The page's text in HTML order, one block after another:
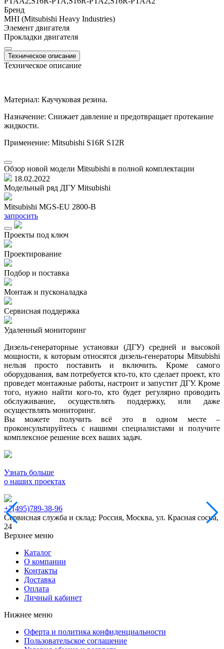
Бренд
MHI (Mitsubishi Heavy Industries)
Элемент двигателя
Прокладки двигателя
Техническое описание
Техническое описание
Материал: Каучуковая резина.
Назначение: Снижает давление и предотвращает протекание
жидкости.
Применение: Mitsubishi S16R S12R
Обзор новой модели Mitsubishi в полной комплектации
18.02.2022
Модельный ряд ДГУ Mitsubishi
Mitsubishi MGS-EU 2800-B
запросить
Проекты под ключ
Проектирование
Подбор и поставка
Монтаж и пусконаладка
Сервисная поддержка
Удаленный мониторинг
Дизель-генераторные установки (ДГУ) средней и высокой
мощности, к которым относятся дизель-генераторы Mitsubishi
нельзя просто поставить и включить. Кроме самого
оборудования, вам потребуется кто-то, кто сделает проект, кто
проведет монтажные работы, настроит и запустит ДГУ. Кроме
того, нужно найти кого-то, кто будет регулярно проводить
обслуживание, осуществлять поддержку, или даже
осуществлять мониторинг.
Вы можете получить всё это в одном месте –
проконсультируйтесь с нашими специалистами и получите
комплексное решение всех ваших задач.
Узнать больше
о наших проектах
+7(495)789-38-96
Сервисная служба и склад: Россия, Москва, ул. Красная сосна,
24
Верхнее меню
Каталог
О компании
Контакты
Доставка
Оплата
Личный кабинет
Нижнее меню
Оферта и политика конфиденциальности
Пользовательское соглашение